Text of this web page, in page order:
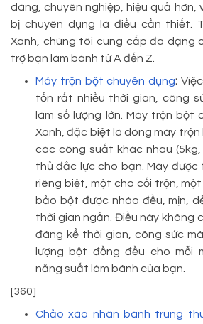
dàng, chuyên nghiệp, hiệu quả hơn,
bị chuyên dụng là điều cần thiết.
Xanh, chúng tôi cung cấp đa dạng
trợ bạn làm bánh từ A đến Z.
Máy trộn bột chuyên dụng:
tốn rất nhiều thời gian, công
làm số lượng lớn. Máy trộn bột
Xanh, đặc biệt là dòng máy trộn
các công suất khác nhau (5kg,
thủ đắc lực cho bạn. Máy
riêng biệt, một cho cối trộn,
bảo bột được nhào đều, mịn,
thời gian ngắn. Điều này không
đáng kể thời gian, công sức
lượng bột đồng đều cho mỗi
năng suất làm bánh của bạn.
[360]
Chảo xào nhân bánh trung